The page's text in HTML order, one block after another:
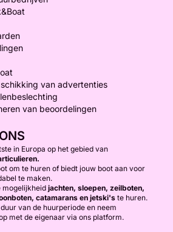
van advertenties
van beoordelingen
in Europa op het gebied van
om te huren of biedt jouw boot aan voor
te maken.
mogelijkheid jachten, sloepen, zeilboten,
catamarans en jetski's te huren.
van de huurperiode en neem
met de eigenaar via ons platform.